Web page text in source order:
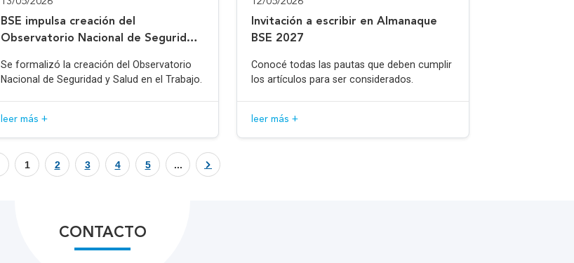
BSE impulsa creación del
Observatorio Nacional de Seguridad
Se formalizó la creación del Observatorio
Nacional de Seguridad y Salud en el Trabajo.
leer más +
Invitación a escribir en Almanaque
BSE 2027
Conocé todas las pautas que deben cumplir
los artículos para ser considerados.
leer más +
1 2 3 4 5 ...
CONTACTO